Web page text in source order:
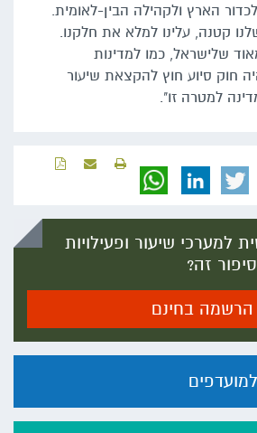
הארץ ולקהילה הבין-לאומית.
קטנה, עלינו למלא את חלקנו.
שלישראל, כמו למדינות
חוק סיוע חוץ להקצאת שיעור
למטרה זו".
למערכי שיעור ופעילויות
זה?
הרשמה בחינם